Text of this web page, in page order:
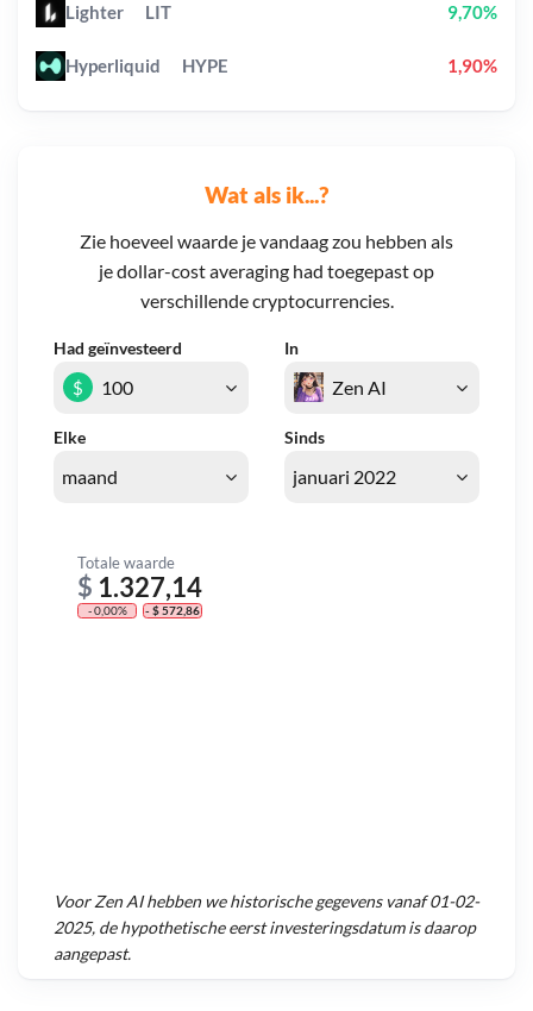
Wat als ik...?
Zie hoeveel waarde je vandaag zou hebben als
je dollar-cost averaging had toegepast op
verschillende cryptocurrencies.
Had geïnvesteerd In
Elke Sinds
$
Totale waarde
$ 1.327,14
- 0,00% - $ 572,86
VoorZen AIhebben we historische gegevens vanaf01-02-
2025, de hypothetische eerst investeringsdatum is daarop
aangepast.
Lighter LIT 9,70%
Hyperliquid HYPE 1,90%